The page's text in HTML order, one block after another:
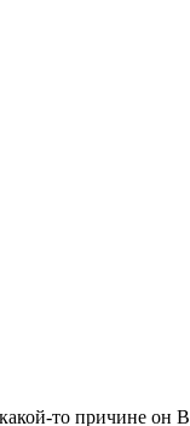
то причине он